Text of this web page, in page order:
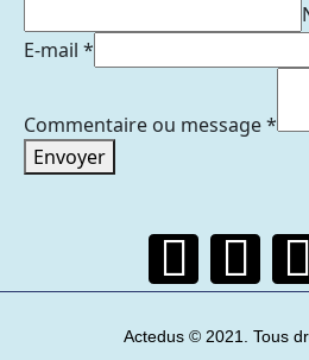
E-mail *
Commentaire ou message*
Envoyer
Actedus © 2021. Tous